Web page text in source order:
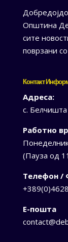
Општина
сите
поврзани
Контакт
Адреса:
с.
Работно
(Пауза од
Телефон /
Е-пошта